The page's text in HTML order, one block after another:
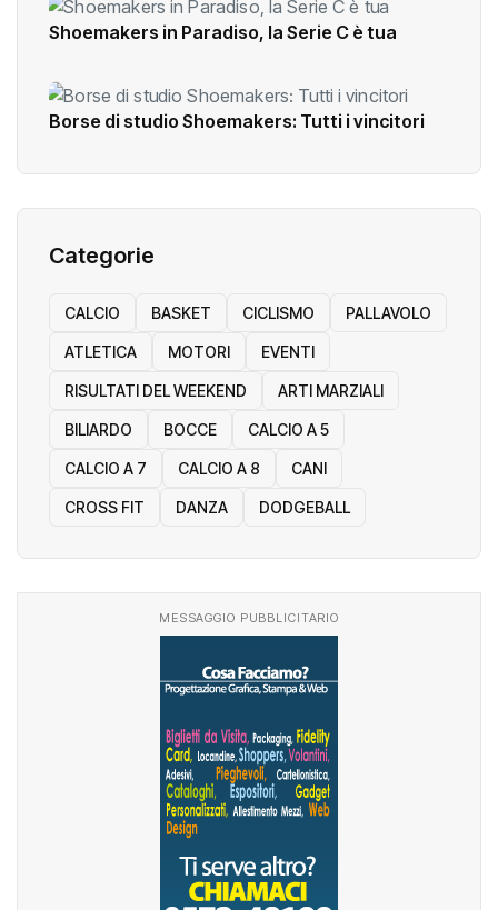
Shoemakers in Paradiso, la Serie C è tua
Borse di studio Shoemakers: Tutti i vincitori
Categorie
CALCIO BASKET CICLISMO PALLAVOLO
ATLETICA MOTORI EVENTI
RISULTATI DEL WEEKEND ARTI MARZIALI
BILIARDO BOCCE CALCIO A 5
CALCIO A 7 CALCIO A 8 CANI
CROSS FIT DANZA DODGEBALL
MESSAGGIO PUBBLICITARIO